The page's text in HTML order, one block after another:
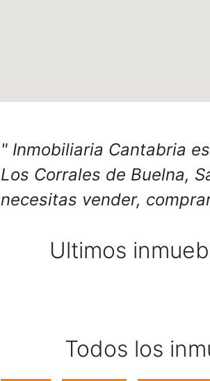
Inmobiliaria Cantabria
Los Corrales de Buelna,
necesitas vender,
Ultimos
Todos los